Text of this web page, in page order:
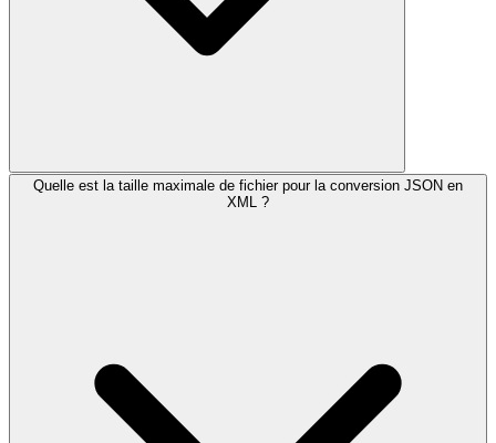
Quelle est la taille maximale de fichier pour la conversion JSON en
XML ?